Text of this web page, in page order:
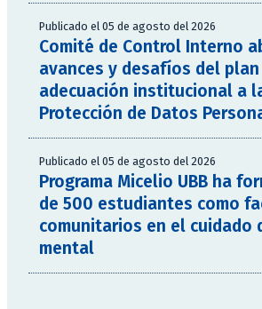
Publicado el 05 de agosto del 2026
Comité de Control Interno
avances y desafíos del plan
adecuación institucional a
Protección de Datos
Publicado el 05 de agosto del 2026
Programa Micelio UBB ha
de 500 estudiantes como
comunitarios en el cuidado
mental